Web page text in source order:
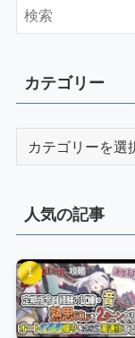
カテゴリー
ー
人気の記事